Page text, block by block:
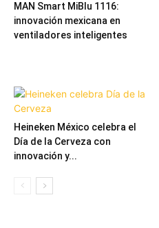
MAN Smart MiBlu 1116:
innovación mexicana en
ventiladores inteligentes
Heineken México celebra el
Día de la Cerveza con
innovación y...